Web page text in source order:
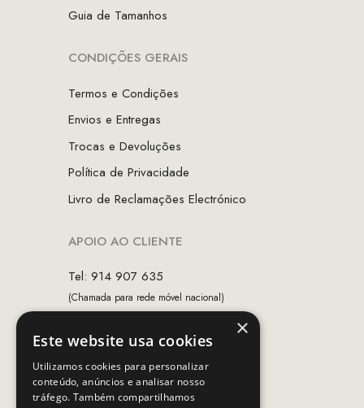
Guia de Tamanhos
CONDIÇÕES GERAIS
Termos e Condições
Envios e Entregas
Trocas e Devoluções
Política de Privacidade
Livro de Reclamações Electrónico
APOIO AO CLIENTE
Tel: 914 907 635
(Chamada para rede móvel nacional)
Horário de contacto:
Dias úteis das 10h as 19h
×
Este website usa cookies
Utilizamos cookies para personalizar
conteúdo, anúncios e analisar nosso
tráfego. Também compartilhamos